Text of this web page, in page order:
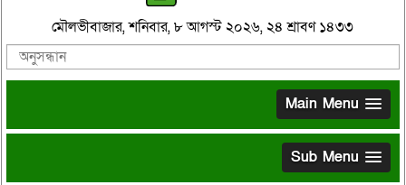
মৌলভীবাজার, শনিবার, ৮ আগস্ট ২০২৬, ২৪ শ্রাবণ ১৪৩৩
Main Menu
Sub Menu